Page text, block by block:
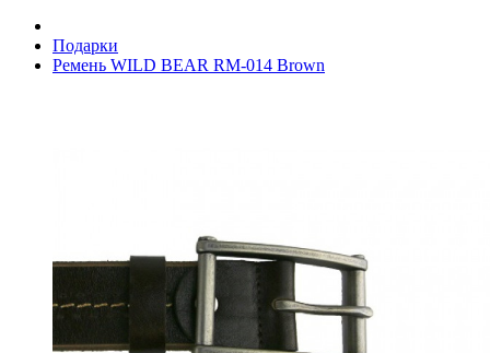
Подарки
Ремень WILD BEAR RM-014 Brown